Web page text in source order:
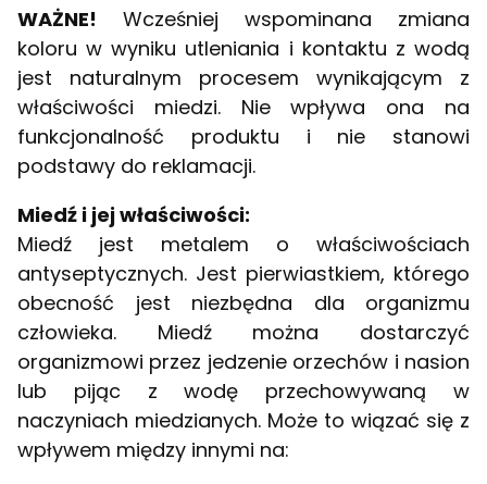
WAŻNE! Wcześniej wspominana zmiana
koloru w wyniku utleniania i kontaktu z wodą
jest naturalnym procesem wynikającym z
właściwości miedzi. Nie wpływa ona na
funkcjonalność produktu i nie stanowi
podstawy do reklamacji.
Miedź i jej właściwości:
Miedź jest metalem o właściwościach
antyseptycznych. Jest pierwiastkiem, którego
obecność jest niezbędna dla organizmu
człowieka. Miedź można dostarczyć
organizmowi przez jedzenie orzechów i nasion
lub pijąc z wodę przechowywaną w
naczyniach miedzianych. Może to wiązać się z
wpływem między innymi na: